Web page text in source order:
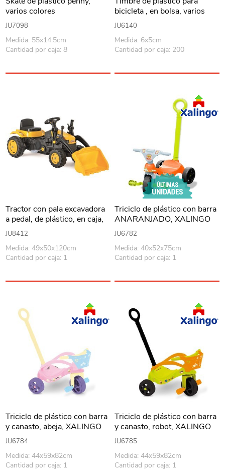
varios colores
JU7098
Medida: 55x14.5cm
Cantidad por caja: 8
bicicleta , en bolsa, varios
colores
JU6140
Medida: 6x5cm
Cantidad por caja: 200
Tractor con pala excavadora
a pedal, de plástico, en caja,
AMARILLO
JU8412
Medida: 49x50x120cm
Cantidad por caja: 1
Triciclo de plástico con barra
ANARANJADO, XALINGO
JU6782
Medida: 40x52x75cm
Cantidad por caja: 1
Triciclo de plástico con barra
y canasto, abeja, XALINGO
en caja
JU6784
Medida: 44x59x82cm
Cantidad por caja: 1
Triciclo de plástico con barra
y canasto, robot, XALINGO
en caja
JU6785
Medida: 44x59x82cm
Cantidad por caja: 1